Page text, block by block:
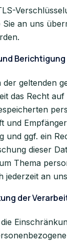
Sie an uns
Berichtigung
der geltenden
das Recht
und
und ggf. ein
dieser
Thema
jederzeit an
der